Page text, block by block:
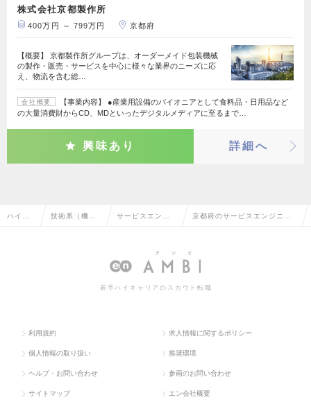
株式会社京都製作所
400万円 ～ 799万円 京都府
【概要】 京都製作所グループは、オーダーメイド包装機械
の製作・販売・サービスを中心に様々な業界のニーズに応
え、物流を含む総…
会社概要
【事業内容】 ●産業用設備のパイオニアとして食料品・日用品など
の大量消費財からCD、MDといったデジタルメディアに至るまで…
興味あり 詳細へ
ハイク 技術系（機 サービスエンジ
メカニック
京都府のサービスエンジニ
職・求人情報一覧
若手ハイキャリアのスカウト転職
利用規約 求人情報に関するポリシー
個人情報の取り扱い 推奨環境
ヘルプ・お問い合わせ 参画のお問い合わせ
サイトマップ エン会社概要